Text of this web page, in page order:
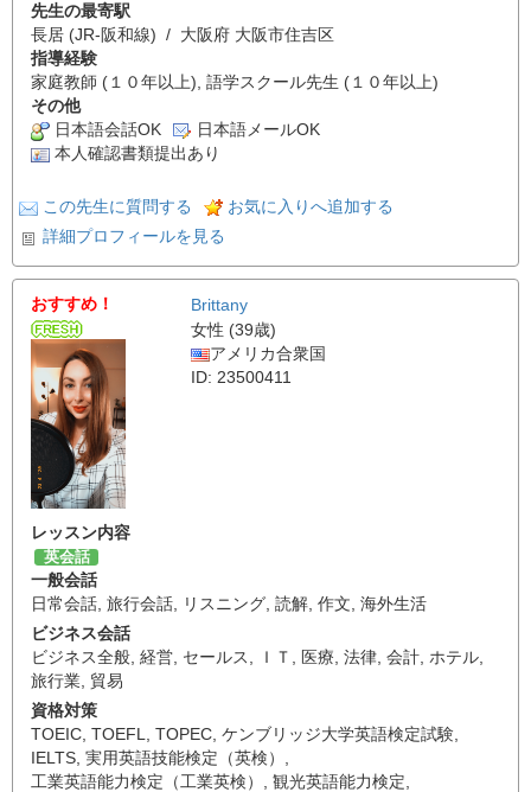
先生の最寄駅
長居 (JR-阪和線) / 大阪府 大阪市住吉区
指導経験
家庭教師 (１０年以上), 語学スクール先生 (１０年以上)
その他
日本語会話OK
日本語メールOK
本人確認書類提出あり
この先生に質問する
お気に入りへ追加する
詳細プロフィールを見る
おすすめ！
Brittany
女性 (39歳)
アメリカ合衆国
ID: 23500411
レッスン内容
英会話
一般会話
日常会話 旅行会話 リスニング 読解 作文 海外生活
ビジネス会話
ビジネス全般 経営 セールス ＩＴ 医療 法律 会計 ホテル
旅行業 貿易
資格対策
TOEIC TOEFL TOPEC ケンブリッジ大学英語検定試験
IELTS 実用英語技能検定（英検）
工業英語能力検定（工業英検）
観光英語能力検定